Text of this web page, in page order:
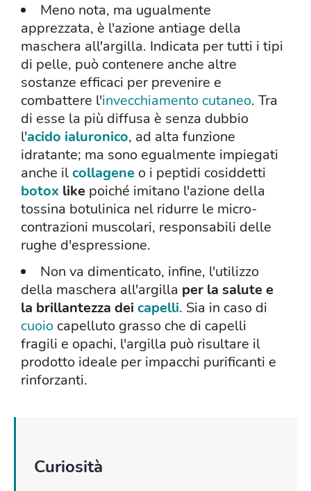
Meno nota, ma ugualmente
apprezzata, è l'azione antiage della
maschera all'argilla. Indicata per tutti i tipi
di pelle, può contenere anche altre
sostanze efficaci per prevenire e
combattere l'invecchiamento cutaneo. Tra
di esse la più diffusa è senza dubbio
l'acido ialuronico, ad alta funzione
idratante; ma sono egualmente impiegati
anche ilcollagene o i peptidi cosiddetti
botox like poiché imitano l'azione della
tossina botulinica nel ridurre le micro-
contrazioni muscolari, responsabili delle
rughe d'espressione.
Non va dimenticato, infine, l'utilizzo
della maschera all'argilla per la salute e
la brillantezza dei capelli. Sia in caso di
cuoio capelluto grasso che di capelli
fragili e opachi, l'argilla può risultare il
prodotto ideale per impacchi purificanti e
rinforzanti.
Curiosità